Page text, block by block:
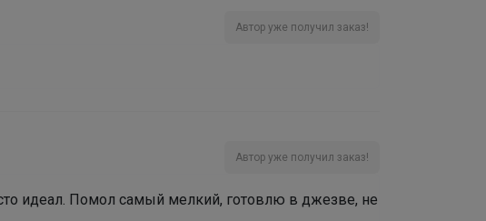
Автор уже получил заказ!
Автор уже получил заказ!
идеал. Помол самый мелкий, готовлю в джезве, не